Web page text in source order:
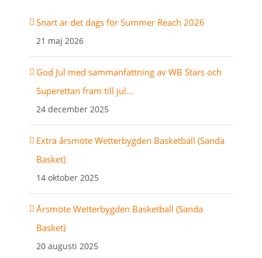
Snart är det dags för Summer Reach 2026
21 maj 2026
God Jul med sammanfattning av WB Stars och
Superettan fram till jul…
24 december 2025
Extra årsmöte Wetterbygden Basketball (Sanda
Basket)
14 oktober 2025
Årsmöte Wetterbygden Basketball (Sanda
Basket)
20 augusti 2025